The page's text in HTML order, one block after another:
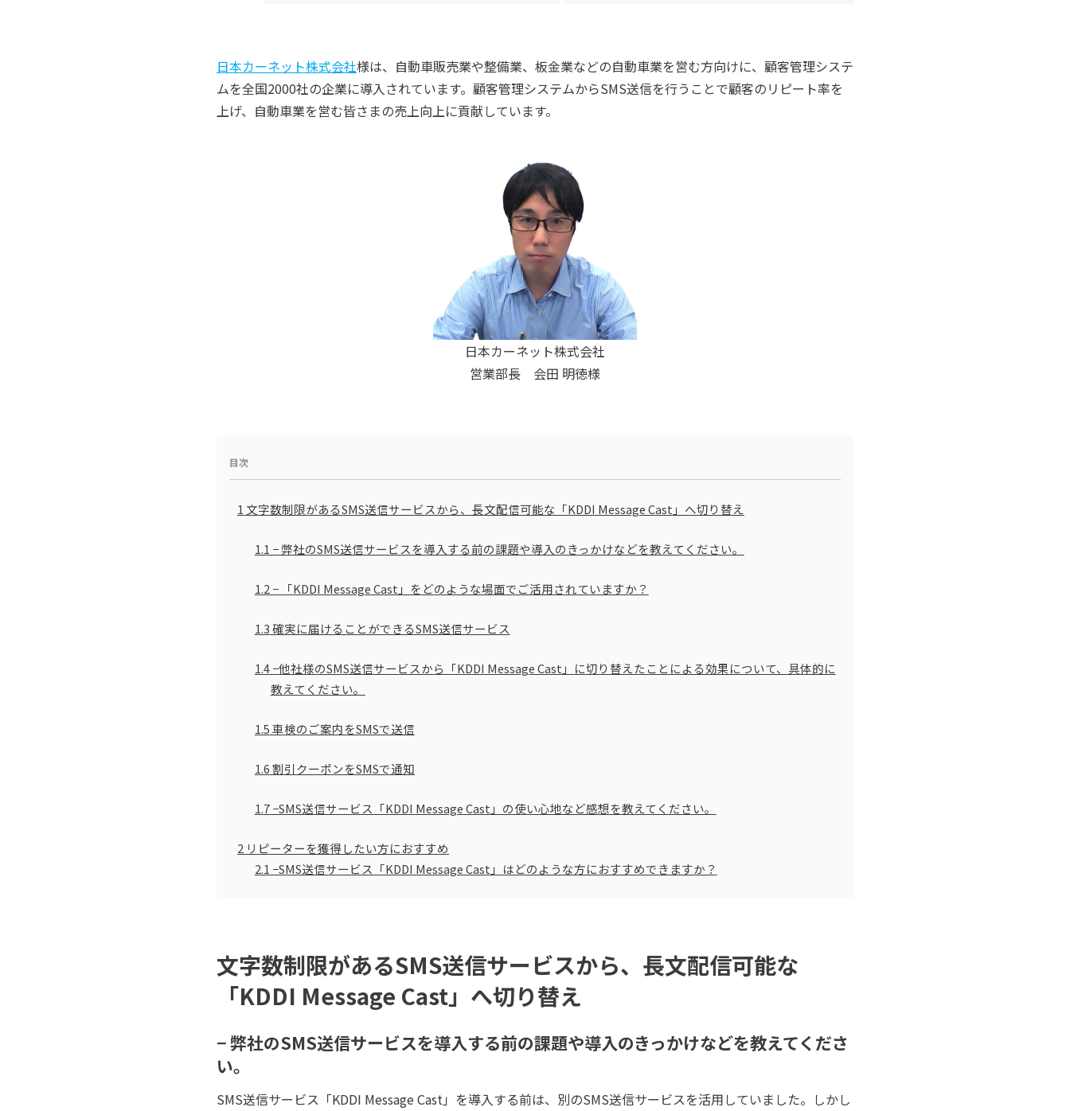
日本カーネット株式会社様は、自動車販売業や整備業、板金業などの自動車業を営む方向けに、顧客管理システ
ムを全国2000社の企業に導入されています。顧客管理システムからSMS送信を行うことで顧客のリピート率を
上げ、自動車業を営む皆さまの売上向上に貢献しています。
日本カーネット株式会社
営業部長 会田 明徳様
目次
1 文字数制限があるSMS送信サービスから、長文配信可能な「KDDI Message Cast」へ切り替え
1.1 − 弊社のSMS送信サービスを導入する前の課題や導入のきっかけなどを教えてください。
1.2 − 「KDDI Message Cast」をどのような場面でご活用されていますか？
1.3確実に届けることができるSMS送信サービス
1.4−他社様のSMS送信サービスから「KDDI Message Cast」に切り替えたことによる効果について、具体的に
教えてください。
1.5車検のご案内をSMSで送信
1.6割引クーポンをSMSで通知
1.7−SMS送信サービス「KDDI Message Cast」の使い心地など感想を教えてください。
2 リピーターを獲得したい方におすすめ
2.1 −SMS送信サービス「KDDI Message Cast」はどのような方におすすめできますか？
文字数制限があるSMS送信サービスから、長文配信可能な
「KDDI Message Cast」へ切り替え
− 弊社のSMS送信サービスを導入する前の課題や導入のきっかけなどを教えてくださ
い。
SMS送信サービス「KDDI Message Cast」を導入する前は、別のSMS送信サービスを活用していました。しかし